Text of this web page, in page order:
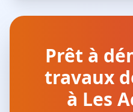
Prêt à
travaux
à Les